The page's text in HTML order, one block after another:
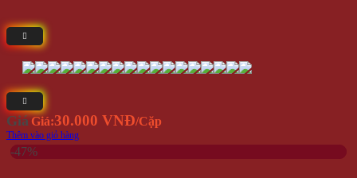
Giá Giá:30.000 VNĐ/Cặp
Thêm vào giỏ hàng
-47%